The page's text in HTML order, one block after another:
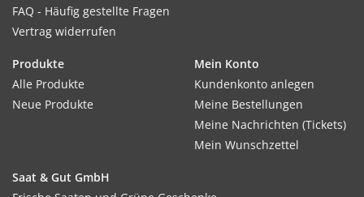
FAQ - Häufig gestellte Fragen
Vertrag widerrufen
Produkte
Alle Produkte
Neue Produkte
Mein Konto
Kundenkonto anlegen
Meine Bestellungen
Meine Nachrichten (Tickets)
Mein Wunschzettel
Saat & Gut GmbH